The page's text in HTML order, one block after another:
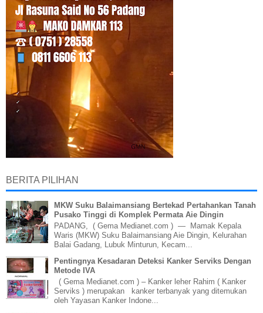
BERITA PILIHAN
MKW Suku Balaimansiang Bertekad Pertahankan Tanah
Pusako Tinggi di Komplek Permata Aie Dingin
PADANG, ( Gema Medianet.com ) — Mamak Kepala
Waris (MKW) Suku Balaimansiang Aie Dingin, Kelurahan
Balai Gadang, Lubuk Minturun, Kecam...
Pentingnya Kesadaran Deteksi Kanker Serviks Dengan
Metode IVA
( Gema Medianet.com ) – Kanker leher Rahim ( Kanker
Serviks ) merupakan kanker terbanyak yang ditemukan
oleh Yayasan Kanker Indone...